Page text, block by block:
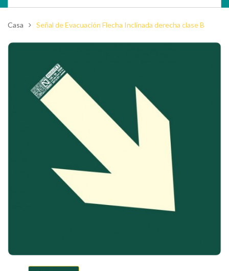
Casa Señal de Evacuación Flecha Inclinada derecha clase B